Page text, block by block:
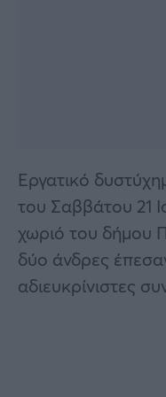
Εργατικό
του Σαββάτου 21
χωριό του δήμου
δύο άνδρες
αδιευκρίνιστες